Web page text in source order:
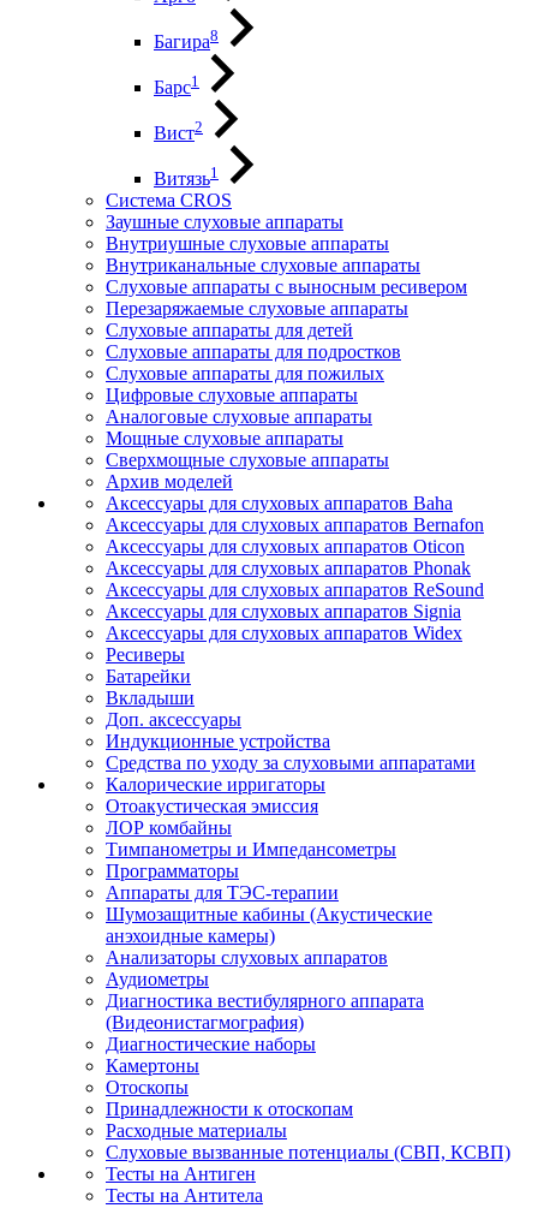
Багира8
Барс1
Вист2
Витязь1
Система CROS
Заушные слуховые аппараты
Внутриушные слуховые аппараты
Внутриканальные слуховые аппараты
Слуховые аппараты с выносным ресивером
Перезаряжаемые слуховые аппараты
Слуховые аппараты для детей
Слуховые аппараты для подростков
Слуховые аппараты для пожилых
Цифровые слуховые аппараты
Аналоговые слуховые аппараты
Мощные слуховые аппараты
Сверхмощные слуховые аппараты
Архив моделей
Аксессуары для слуховых аппаратов Baha
Аксессуары для слуховых аппаратов Bernafon
Аксессуары для слуховых аппаратов Oticon
Аксессуары для слуховых аппаратов Phonak
Аксессуары для слуховых аппаратов ReSound
Аксессуары для слуховых аппаратов Signia
Аксессуары для слуховых аппаратов Widex
Ресиверы
Батарейки
Вкладыши
Доп. аксессуары
Индукционные устройства
Средства по уходу за слуховыми аппаратами
Калорические ирригаторы
Отоакустическая эмиссия
ЛОР комбайны
Тимпанометры и Импедансометры
Программаторы
Аппараты для ТЭС-терапии
Шумозащитные кабины (Акустические
анэхоидные камеры)
Анализаторы слуховых аппаратов
Аудиометры
Диагностика вестибулярного аппарата
(Видеонистагмография)
Диагностические наборы
Камертоны
Отоскопы
Принадлежности к отоскопам
Расходные материалы
Слуховые вызванные потенциалы (СВП, КСВП)
Тесты на Антиген
Тесты на Антитела